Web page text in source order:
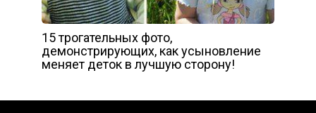
15 трогательных фото,
демонстрирующих, как усыновление
меняет деток в лучшую сторону!